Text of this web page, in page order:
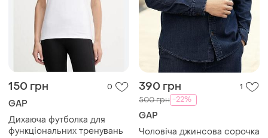
150 грн 0
GAP
Дихаюча футболка для
функціональних тренувань
390 грн 1
500 грн -22%
GAP
Чоловіча джинсова сорочка